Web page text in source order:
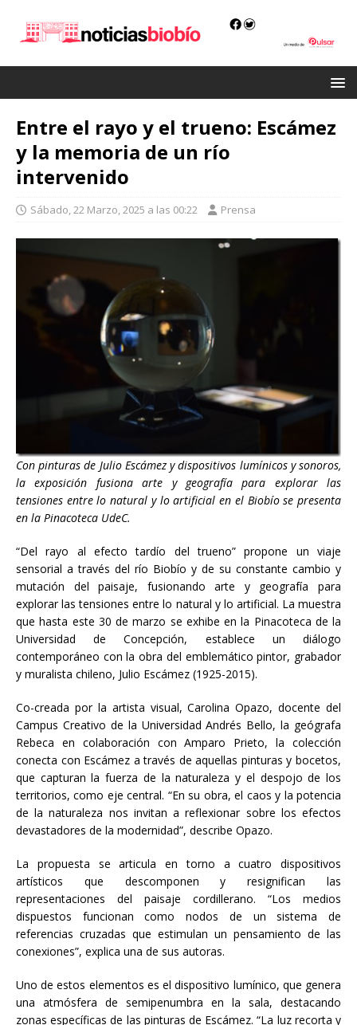
Entre el rayo y el trueno: Escámez
y la memoria de un río
intervenido
Sábado, 22 Marzo, 2025 a las 00:22 Prensa
Con pinturas de Julio Escámez y dispositivos lumínicos y sonoros,
la exposición fusiona arte y geografía para explorar las
tensiones entre lo natural y lo artificial en el Biobío se presenta
en la Pinacoteca UdeC.
“Del rayo al efecto tardío del trueno” propone un viaje
sensorial a través del río Biobío y de su constante cambio y
mutación del paisaje, fusionando arte y geografía para
explorar las tensiones entre lo natural y lo artificial. La muestra
que hasta este 30 de marzo se exhibe en la Pinacoteca de la
Universidad de Concepción, establece un diálogo
contemporáneo con la obra del emblemático pintor, grabador
y muralista chileno, Julio Escámez (1925-2015).
Co-creada por la artista visual, Carolina Opazo, docente del
Campus Creativo de la Universidad Andrés Bello, la geógrafa
Rebeca en colaboración con Amparo Prieto, la colección
conecta con Escámez a través de aquellas pinturas y bocetos,
que capturan la fuerza de la naturaleza y el despojo de los
territorios, como eje central. “En su obra, el caos y la potencia
de la naturaleza nos invitan a reflexionar sobre los efectos
devastadores de la modernidad”, describe Opazo.
La propuesta se articula en torno a cuatro dispositivos
artísticos que descomponen y resignifican las
representaciones del paisaje cordillerano. “Los medios
dispuestos funcionan como nodos de un sistema de
referencias cruzadas que estimulan un pensamiento de las
conexiones”, explica una de sus autoras.
Uno de estos elementos es el dispositivo lumínico, que genera
una atmósfera de semipenumbra en la sala, destacando
zonas específicas de las pinturas de Escámez. “La luz recorta y